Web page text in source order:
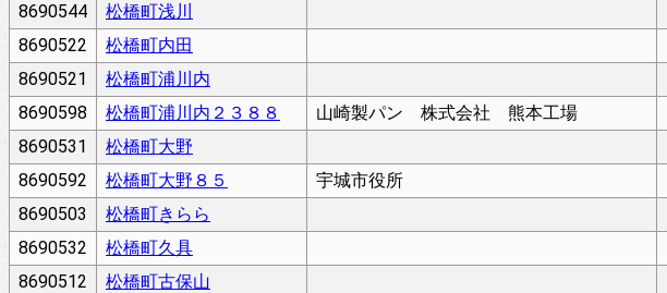
8690544
松橋町浅川
8690522
松橋町内田
8690521
松橋町浦川内
8690598
松橋町浦川内２３８８ 山崎製パン 株式会社 熊本工場
8690531
松橋町大野
8690592
松橋町大野８５ 宇城市役所
8690503
松橋町きらら
8690532
松橋町久具
8690512
松橋町古保山